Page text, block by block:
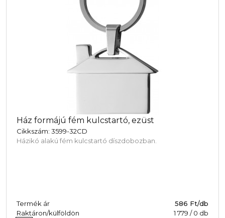
Ház formájú fém kulcstartó, ezüst
Cikkszám: 3599-32CD
Házikó alakú fém kulcstartó díszdobozban.
Termék ár
586 Ft/db
Raktáron/külföldön
1 779 /0 db